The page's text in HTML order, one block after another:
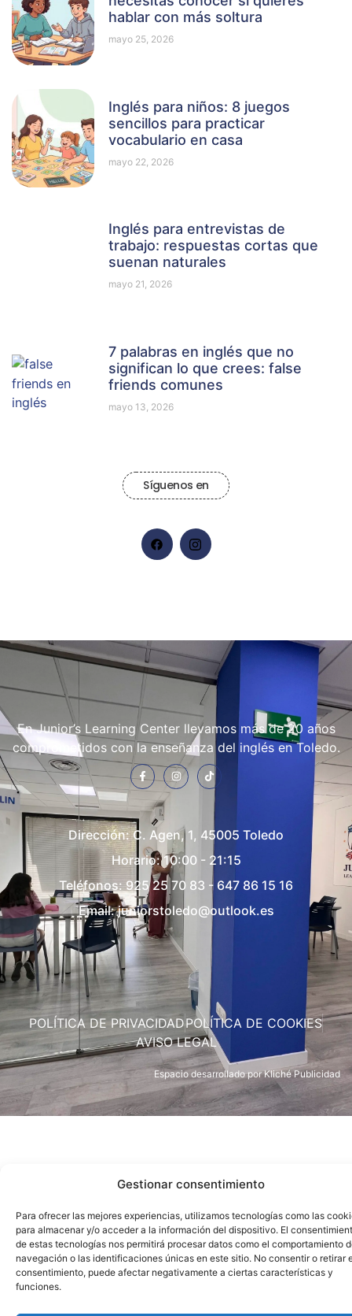
Gestionar consentimiento
Para ofrecer las mejores experiencias, utilizamos tecnologías como las
para almacenar y/o acceder a la información del dispositivo. El
de estas tecnologías nos permitirá procesar datos como el comportamiento
navegación o las identificaciones únicas en este sitio. No consentir o retirar
consentimiento, puede afectar negativamente a ciertas características y
funciones.
hablar con más soltura
mayo 25, 2026
Inglés para niños: 8 juegos
sencillos para practicar
vocabulario en casa
mayo 22, 2026
Inglés para entrevistas de
trabajo: respuestas cortas que
suenan naturales
mayo 21, 2026
7 palabras en inglés que no
significan lo que crees: false
friends comunes
mayo 13, 2026
Síguenos en
En Junior’s Learning Center llevamos más de 20 años
comprometidos con la enseñanza del inglés en Toledo.
Dirección:C. Agen, 1, 45005 Toledo
Horario: 10:00 - 21:15
Teléfonos:925 25 70 83 - 647 86 15 16
Email:juniorstoledo@outlook.es
POLÍTICA DE PRIVACIDADPOLÍTICA DE COOKIES
AVISO LEGAL
Espacio desarrollado porKliché Publicidad